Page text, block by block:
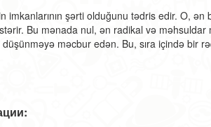
imkanlarının şərti olduğunu tədris edir. O,
Bu mənada nul, ən radikal və məhsuldar
məcbur edən. Bu, sıra içində bir